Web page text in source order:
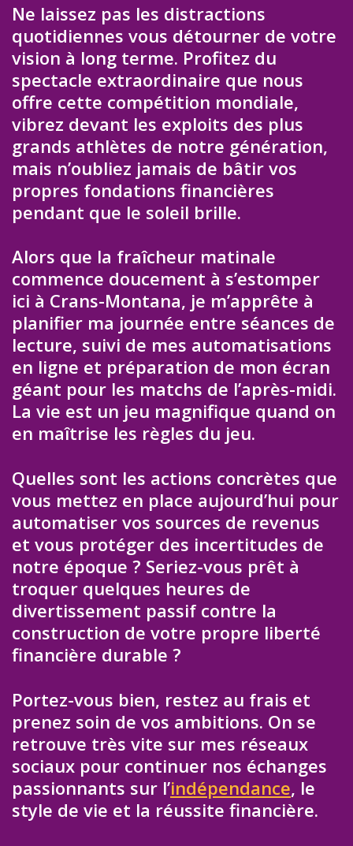
Ne laissez pas les distractions
quotidiennes vous détourner de votre
vision à long terme. Profitez du
spectacle extraordinaire que nous
offre cette compétition mondiale,
vibrez devant les exploits des plus
grands athlètes de notre génération,
mais n’oubliez jamais de bâtir vos
propres fondations financières
pendant que le soleil brille.
Alors que la fraîcheur matinale
commence doucement à s’estomper
ici à Crans-Montana, je m’apprête à
planifier ma journée entre séances de
lecture, suivi de mes automatisations
en ligne et préparation de mon écran
géant pour les matchs de l’après-midi.
La vie est un jeu magnifique quand on
en maîtrise les règles du jeu.
Quelles sont les actions concrètes que
vous mettez en place aujourd’hui pour
automatiser vos sources de revenus
et vous protéger des incertitudes de
notre époque ? Seriez-vous prêt à
troquer quelques heures de
divertissement passif contre la
construction de votre propre liberté
financière durable ?
Portez-vous bien, restez au frais et
prenez soin de vos ambitions. On se
retrouve très vite sur mes réseaux
sociaux pour continuer nos échanges
passionnants sur l’indépendance, le
style de vie et la réussite financière.